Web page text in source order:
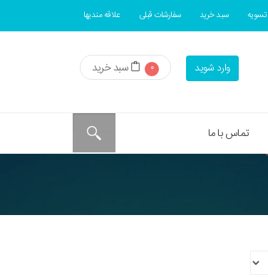
علاقه مندیها سفارشات قبلی سبد خرید تسویه
سبد خرید 0 وارد شوید
تماس با ما